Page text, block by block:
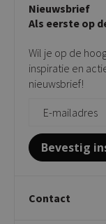
Privacy policy
Taupe stoelen
Tuinstoelen
Bijzettafels
Showroom
Contact
Giftcards
Nieuwsbrief
Als eerste op
Wil je op de
inspiratie en
nieuwsbrief!
Bevestig
Contact